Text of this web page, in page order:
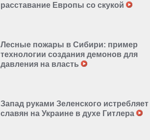
расставание Европы со скукой
Лесные пожары в Сибири: пример
технологии создания демонов для
давления на власть
Запад руками Зеленского истребляет
славян на Украине в духе Гитлера